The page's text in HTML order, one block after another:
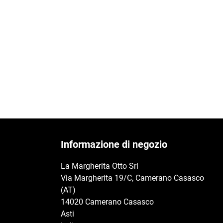
Informazione di negozio
La Margherita Otto Srl
Via Margherita 19/C, Camerano Casasco
(AT)
14020 Camerano Casasco
Asti